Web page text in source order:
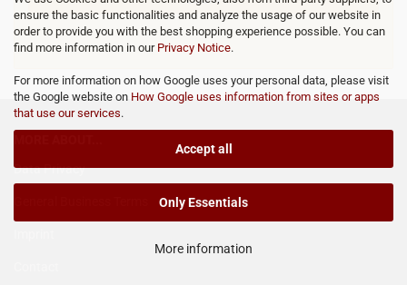
ensure the basic functionalities and analyze the usage of our website in
order to provide you with the best shopping experience possible. You can
find more information in our Privacy Notice.
For more information on how Google uses your personal data, please visit
the Google website on How Google uses information from sites or apps
that use our services.
Accept all
Only Essentials
More information
Data Privacy